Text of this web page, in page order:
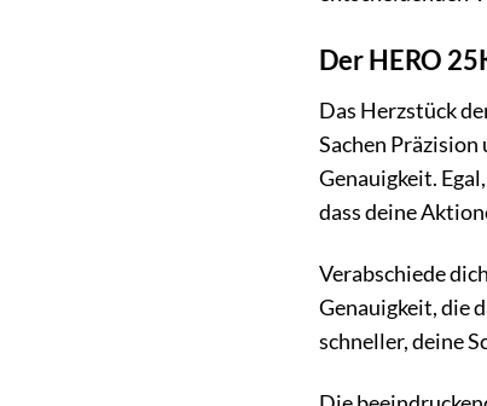
Der HERO
Das Herzstück
Sachen
Genauigkeit.
dass deine
Verabschiede
Genauigkeit, die
schneller, deine